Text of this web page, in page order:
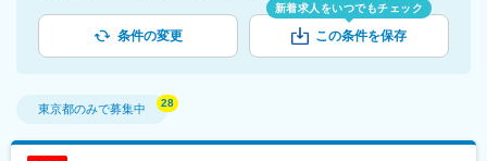
条件の変更
新着求人をいつでもチェック
この条件を保存
東京都のみで募集中